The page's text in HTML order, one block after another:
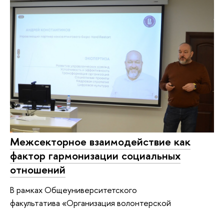
Межсекторное взаимодействие как
фактор гармонизации социальных
отношений
В рамках Общеуниверситетского
факультатива «Организация волонтерской